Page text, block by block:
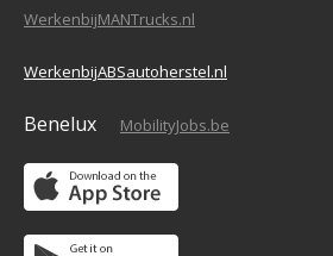
WerkenbijMANTrucks.nl
WerkenbijABSautoherstel.nl
Benelux MobilityJobs.be